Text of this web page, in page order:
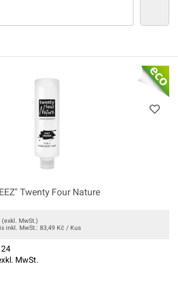
Twenty Four Nature
(exkl. MwSt.)
inkl. MwSt.: 83,49 Kč / Kus
24
MwSt.